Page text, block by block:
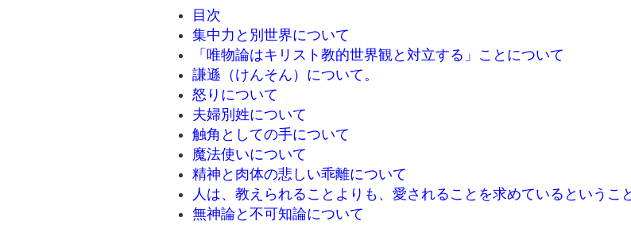
目次
集中力と別世界について
「唯物論はキリスト教的世界観と対立する」ことについて
謙遜（けんそん）について。
怒りについて
夫婦別姓について
触角としての手について
魔法使いについて
精神と肉体の悲しい乖離について
人は、教えられることよりも、愛されることを求めているというこ
無神論と不可知論について